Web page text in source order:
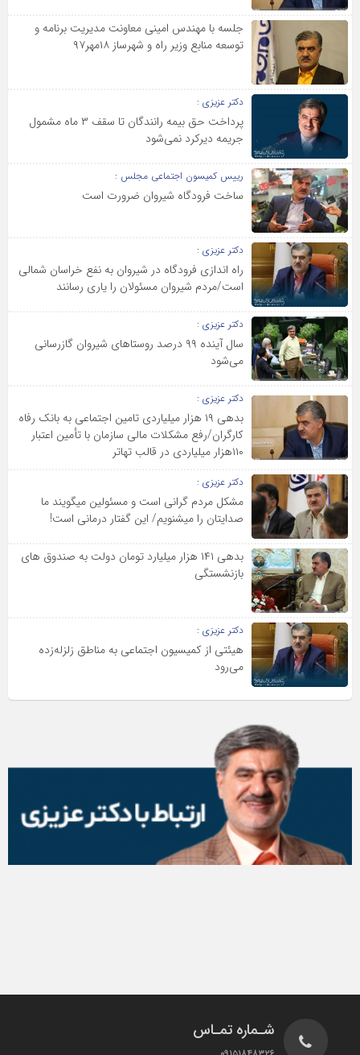
جلسه با مهندس امینی معاونت مدیریت برنامه و
توسعه منابع وزیر راه و شهرساز ۱۸مهر۹۷
دکتر عزیزی :
پرداخت حق بیمه رانندگان تا سقف ۳ ماه مشمول
جریمه دیرکرد نمی‌شود
رییس کمیسون اجتماعی مجلس :
ساخت فرودگاه شیروان ضرورت است
دکتر عزیزی :
راه اندازی فرودگاه در شیروان به نفع خراسان شمالی
است/مردم شیروان مسئولان را یاری رسانند
دکتر عزیزی :
سال آینده ۹۹ درصد روستاهای شیروان گاز‌رسانی
می‌شود
دکتر عزیزی :
بدهی ۱۹ هزار میلیاردی تامین اجتماعی به بانک رفاه
کارگران/رفع مشکلات مالی سازمان با تأمین اعتبار
۱۱۰هزار میلیاردی در قالب تهاتر
دکتر عزیزی :
مشکل مردم گرانی است و مسئولین می‎گویند ما
صدایتان را می‎شنویم/ این گفتار درمانی است!
بدهی ۱۴۱ هزار میلیارد تومان دولت به صندوق های
بازنشستگی
دکتر عزیزی :
هیئتی از کمیسیون اجتماعی به مناطق زلزله‌زده
می‌رود
شـماره تمـاس